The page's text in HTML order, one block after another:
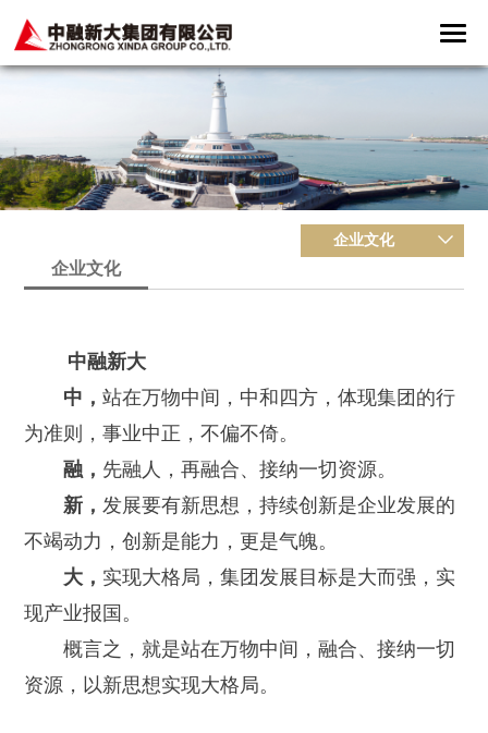
企业文化
企业文化
中融新大
中，站在万物中间，中和四方，体现集团的行
为准则，事业中正，不偏不倚。
融， 先融人，再融合、接纳一切资源。
新，发展要有新思想，持续创新是企业发展的
不竭动力，创新是能力，更是气魄。
大， 实现大格局，集团发展目标是大而强，实
现产业报国。
概言之，就是站在万物中间，融合、接纳一切
资源，以新思想实现大格局。